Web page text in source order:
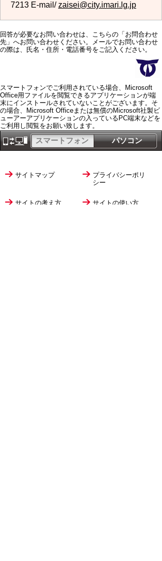
7213 E-mail/zaisei@city.imari.lg.jp
回答が必要なお問い合わせは、こちらの「お問合わせ
先」へお問い合わせください。メールでお問い合わせ
の際は、氏名・住所・電話番号をご記入ください。
スマートフォンでご利用されている場合、Microsoft
Office用ファイルを閲覧できるアプリケーションが端
末にインストールされていないことがございます。そ
の場合、Microsoft Officeまたは無償のMicrosoft社製ビ
ューアーアプリケーションの入っているPC端末などを
ご利用し閲覧をお願い致します。
パソコン
スマートフォン
サイトマップ
プライバシーポリ
シー
サイトの考え方 サイトの使い方